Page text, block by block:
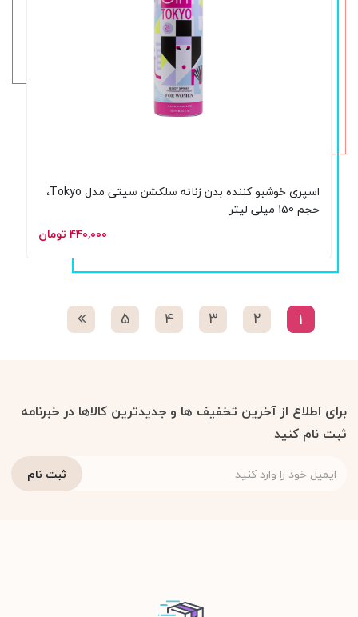
اسپری خوشبو کننده بدن زنانه سلکشن سیتی مدل Tokyo،
حجم 150 میلی لیتر
۴۴۰,۰۰۰ تومان
1
2
3
4
5
برای اطلاع از آخرین تخفیف ها و جدیدترین کالاها در خبرنامه
ثبت نام کنید